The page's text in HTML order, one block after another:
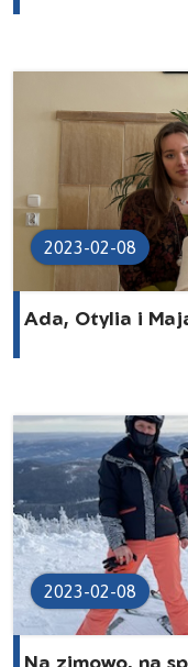
2023-02-08
Ada, Otylia i
2023-02-08
Na zimowo, na